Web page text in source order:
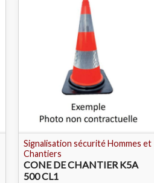
Signalisation sécurité Hommes et
Chantiers
CONE DE CHANTIER K5A
500 CL1